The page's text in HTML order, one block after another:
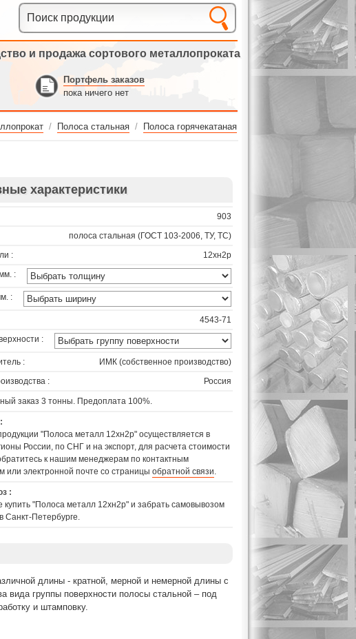
и продажа сортового металлопроката
Портфель заказов
пока ничего нет
/ Полоса стальная / Полоса горячекатаная
характеристики
903
полоса стальная (ГОСТ 103-2006, ТУ, ТС)
:
12хн2р
:
:
4543-71
:
:
ИМК (собственное производство)
:
Россия
заказ 3 тонны. Предоплата 100%.
"Полоса металл 12хн2р" осуществляется в
России, по СНГ и на экспорт, для расчета стоимости
к нашим менеджерам по контактным
или электронной почте со страницы обратной связи.
:
купить "Полоса металл 12хн2р" и забрать самовывозом
Санкт-Петербурге.
длины - кратной, мерной и немерной длины с
вида группы поверхности полосы стальной – под
и штамповку.